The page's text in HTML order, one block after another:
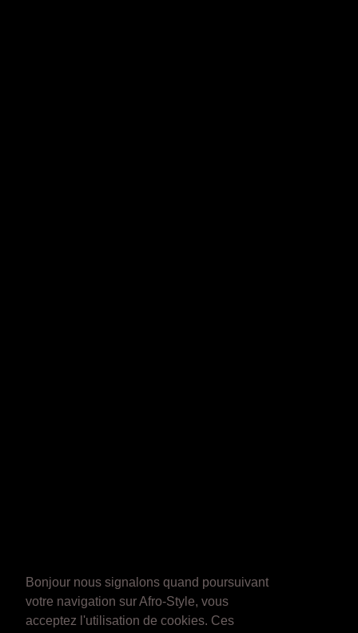
Bonjour nous signalons quand poursuivant
votre navigation sur Afro-Style, vous
acceptez l'utilisation de cookies. Ces